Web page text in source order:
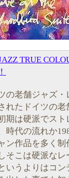
TRUE
の老舗ジャズ
れたドイツの
期は硬派でス
時代の流れか
ン作品を多く
そこは硬派な
いうよりはコ